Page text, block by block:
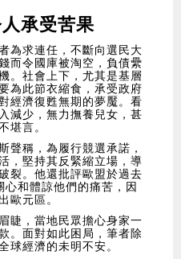
承受苦果
為求連任，不斷向選民大
而令國庫被淘空，負債纍
。社會上下，尤其是基層
為此節衣縮食，承受政府
經濟復甦無期的夢魘。看
減少，無力撫養兒女，甚
堪言。
聲稱，為履行競選承諾，
，堅持其反緊縮立場，導
裂。他還批評歐盟於過去
和體諒他們的痛苦，因
歐元區。
睫，當地民眾擔心身家一
。面對如此困局，筆者除
球經濟的未明不安。